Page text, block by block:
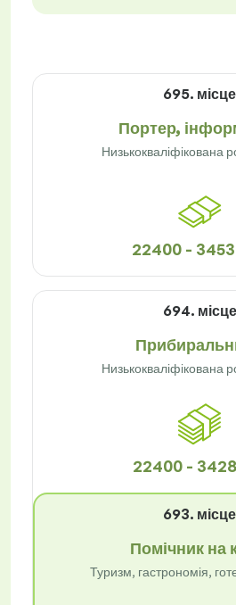
695. місце
Портер,
Низькокваліфікована
22400 -
694. місце
Низькокваліфікована
22400 -
693. місце
Помічник на
Туризм, гастрономія,